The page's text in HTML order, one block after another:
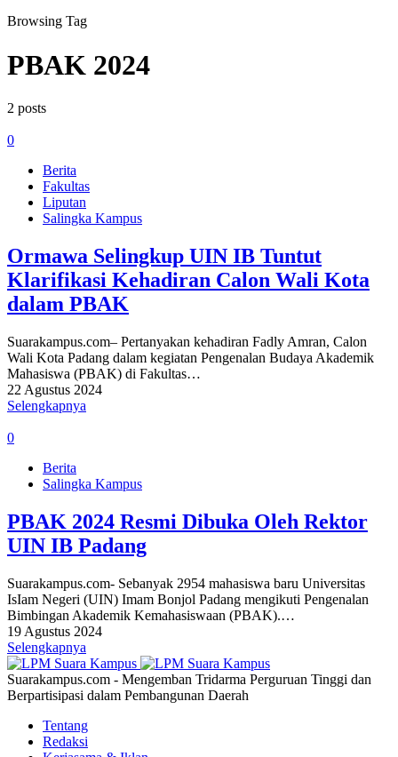
Browsing Tag
PBAK 2024
2 posts
0
Berita
Fakultas
Liputan
Salingka Kampus
Ormawa Selingkup UIN IB Tuntut
Klarifikasi Kehadiran Calon Wali Kota
dalam PBAK
Suarakampus.com– Pertanyakan kehadiran Fadly Amran, Calon
Wali Kota Padang dalam kegiatan Pengenalan Budaya Akademik
Mahasiswa (PBAK) di Fakultas…
22 Agustus 2024
Selengkapnya
0
Berita
Salingka Kampus
PBAK 2024 Resmi Dibuka Oleh Rektor
UIN IB Padang
Suarakampus.com- Sebanyak 2954 mahasiswa baru Universitas
IsIam Negeri (UIN) Imam Bonjol Padang mengikuti Pengenalan
Bimbingan Akademik Kemahasiswaan (PBAK).…
19 Agustus 2024
Selengkapnya
Suarakampus.com - Mengemban Tridarma Perguruan Tinggi dan
Berpartisipasi dalam Pembangunan Daerah
Tentang
Redaksi